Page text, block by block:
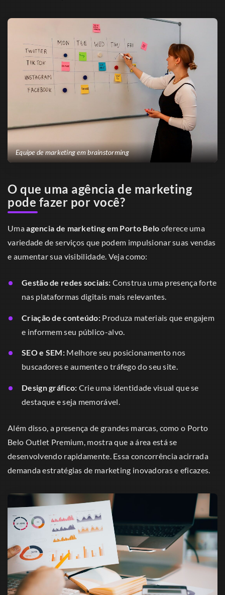
Equipe de marketing em brainstorming
O que uma agência de marketing
pode fazer por você?
Umaagencia de marketing em Porto Belo oferece uma
variedade de serviços que podem impulsionar suas vendas
e aumentar sua visibilidade. Veja como:
Gestão de redes sociais: Construa uma presença forte
nas plataformas digitais mais relevantes.
Criação de conteúdo: Produza materiais que engajem
e informem seu público-alvo.
SEO e SEM: Melhore seu posicionamento nos
buscadores e aumente o tráfego do seu site.
Design gráfico: Crie uma identidade visual que se
destaque e seja memorável.
Além disso, a presença de grandes marcas, como o Porto
Belo Outlet Premium, mostra que a área está se
desenvolvendo rapidamente. Essa concorrência acirrada
demanda estratégias de marketing inovadoras e eficazes.